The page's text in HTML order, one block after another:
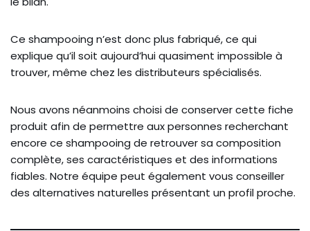
Ce shampooing n’est donc plus fabriqué, ce qui
explique qu’il soit aujourd’hui quasiment impossible à
trouver, même chez les distributeurs spécialisés.
Nous avons néanmoins choisi de conserver cette fiche
produit afin de permettre aux personnes recherchant
encore ce shampooing de retrouver sa composition
complète, ses caractéristiques et des informations
fiables. Notre équipe peut également vous conseiller
des alternatives naturelles présentant un profil proche.